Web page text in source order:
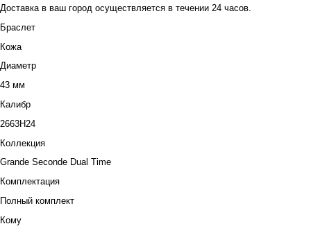
Доставка в ваш город осуществляется в течении 24 часов.
Браслет
Кожа
Диаметр
43 мм
Калибр
2663H24
Коллекция
Grande Seconde Dual Time
Комплектация
Полный комплект
Кому